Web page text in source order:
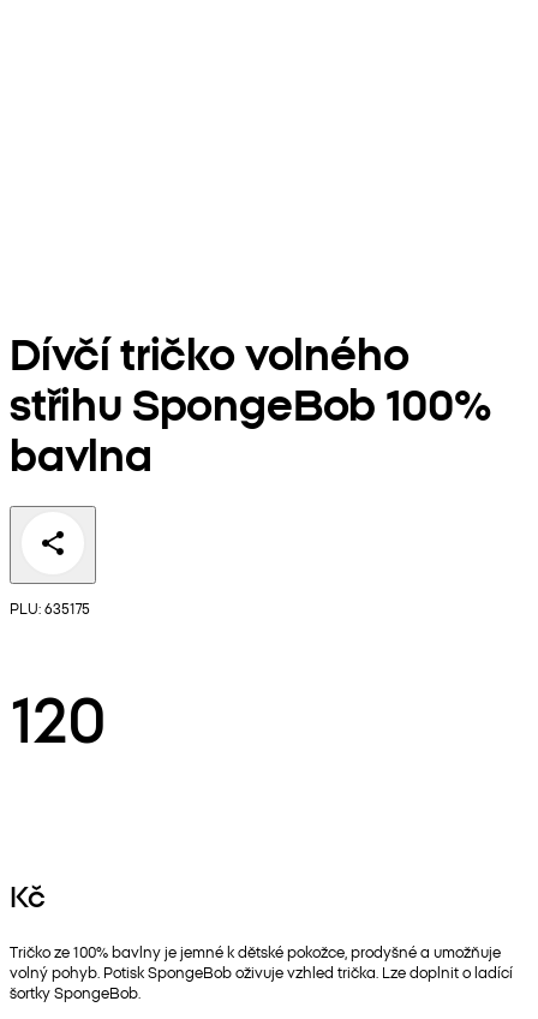
Dívčí tričko volného
střihu SpongeBob 100%
bavlna
PLU: 635175
120
Kč
Tričko ze 100% bavlny je jemné k dětské pokožce, prodyšné a umožňuje
volný pohyb. Potisk SpongeBob oživuje vzhled trička. Lze doplnit o ladící
šortky SpongeBob.